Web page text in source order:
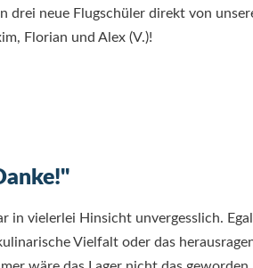
drei neue Flugschüler direkt von
Florian und Alex (V.)!
in vielerlei Hinsicht unvergesslich.
Vielfalt oder das